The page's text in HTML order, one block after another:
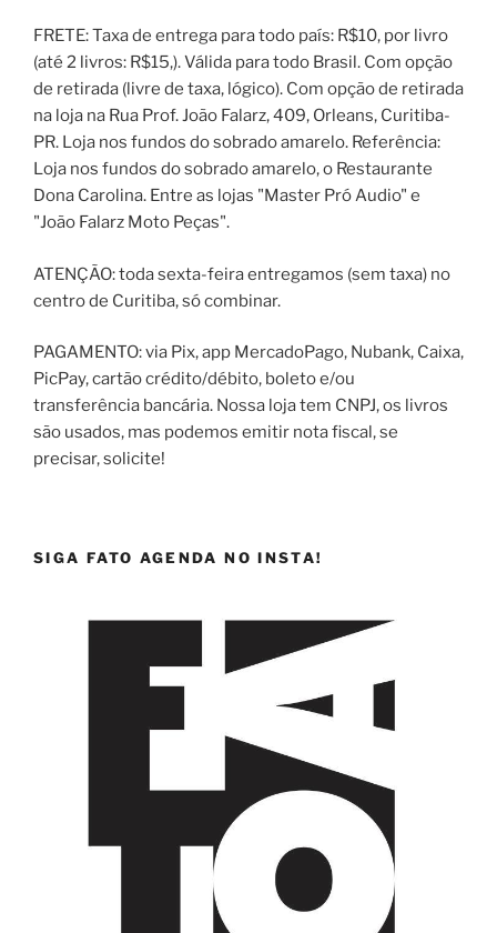
FRETE: Taxa de entrega para todo país: R$10, por livro
(até 2 livros: R$15,). Válida para todo Brasil. Com opção
de retirada (livre de taxa, lógico). Com opção de retirada
na loja na Rua Prof. João Falarz, 409, Orleans, Curitiba-
PR. Loja nos fundos do sobrado amarelo. Referência:
Loja nos fundos do sobrado amarelo, o Restaurante
Dona Carolina. Entre as lojas "Master Pró Audio" e
"João Falarz Moto Peças".
ATENÇÃO: toda sexta-feira entregamos (sem taxa) no
centro de Curitiba, só combinar.
PAGAMENTO: via Pix, app MercadoPago, Nubank, Caixa,
PicPay, cartão crédito/débito, boleto e/ou
transferência bancária. Nossa loja tem CNPJ, os livros
são usados, mas podemos emitir nota fiscal, se
precisar, solicite!
SIGA FATO AGENDA NO INSTA!